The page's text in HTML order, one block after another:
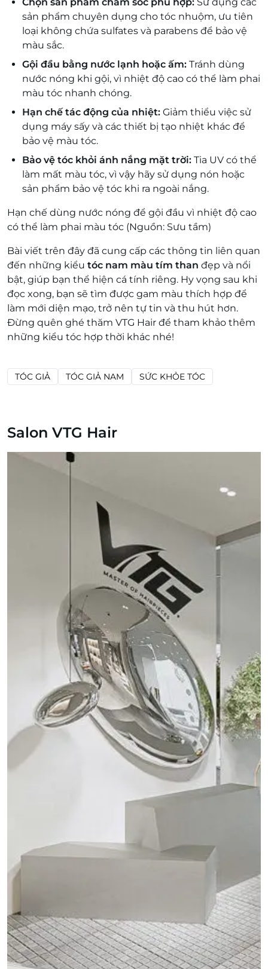
sản phẩm chuyên dụng cho tóc nhuộm, ưu tiên
loại không chứa sulfates và parabens để bảo vệ
màu sắc.
Gội đầu bằng nước lạnh hoặc ấm: Tránh dùng
nước nóng khi gội, vì nhiệt độ cao có thể làm phai
màu tóc nhanh chóng.
Hạn chế tác động của nhiệt: Giảm thiểu việc sử
dụng máy sấy và các thiết bị tạo nhiệt khác để
bảo vệ màu tóc.
Bảo vệ tóc khỏi ánh nắng mặt trời: Tia UV có thể
làm mất màu tóc, vì vậy hãy sử dụng nón hoặc
sản phẩm bảo vệ tóc khi ra ngoài nắng.
Hạn chế dùng nước nóng để gội đầu vì nhiệt độ cao
có thể làm phai màu tóc (Nguồn: Sưu tầm)
Bài viết trên đây đã cung cấp các thông tin liên quan
đến những kiểu tóc nam màu tím than đẹp và nổi
bật, giúp bạn thể hiện cá tính riêng. Hy vọng sau khi
đọc xong, bạn sẽ tìm được gam màu thích hợp để
làm mới diện mạo, trở nên tự tin và thu hút hơn.
Đừng quên ghé thăm VTG Hair để tham khảo thêm
những kiểu tóc hợp thời khác nhé!
TÓC GIẢ TÓC GIẢ NAM SỨC KHỎE TÓC
Salon VTG Hair